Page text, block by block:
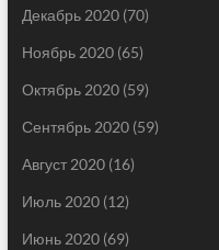
Декабрь 2020(70)
Ноябрь 2020(65)
Октябрь 2020(59)
Сентябрь 2020(59)
Август 2020(16)
Июль 2020(12)
Июнь 2020(69)